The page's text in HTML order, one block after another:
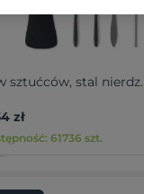
sztućców, stal nierdz.
zł
61736 szt.